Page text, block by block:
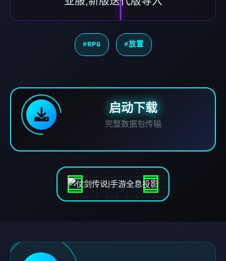
#RPG #放置
启动下载
完整数据包传输